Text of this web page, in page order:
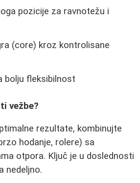
pozicije za ravnotežu i
(core) kroz kontrolisane
bolju fleksibilnost
vežbe?
rezultate, kombinujte
hodanje, rolere) sa
otpora. Ključ je u doslednosti
nedeljno.